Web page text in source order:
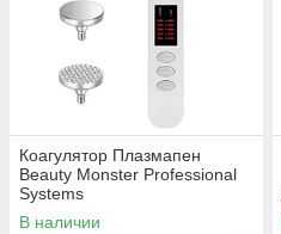
Коагулятор Плазмапен
Beauty Monster Professional
Systems
В наличии